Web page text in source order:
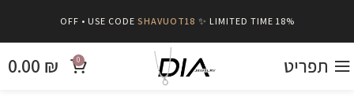
18% OFF • USE CODE
SHAVUOT18 ✨ LIMITED TIME
תפריט 0
0.00 ₪